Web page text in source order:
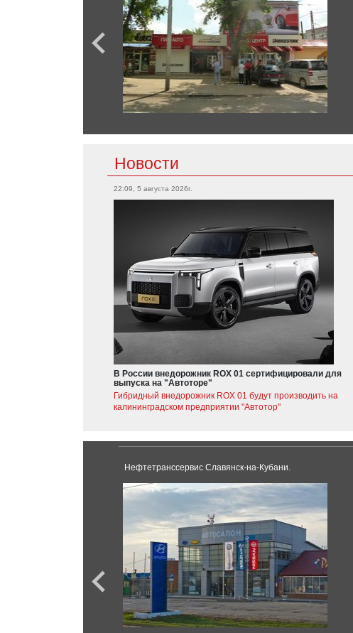
Новости
22:09, 5 августа 2026г.
В России внедорожник ROX 01 сертифицировали для
выпуска на "Автоторе"
Гибридный внедорожник ROX 01 будут производить на
калининградском предприятии "Автотор"
Нефтетранссервис Славянск-на-Кубани.